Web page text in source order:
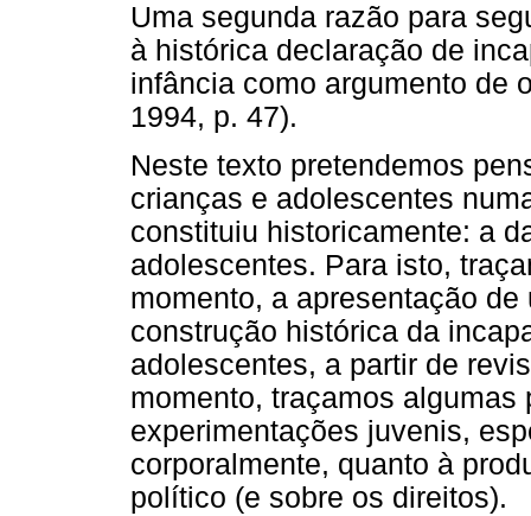
Uma segunda razão para
à histórica declaração de
infância como argumento de
1994, p. 47).
Neste texto pretendemos
crianças e adolescentes
constituiu historicamente: a
adolescentes. Para isto,
momento, a apresentação
construção histórica da
adolescentes, a partir de
momento, traçamos algumas
experimentações juvenis,
corporalmente, quanto à
político (e sobre os direitos).